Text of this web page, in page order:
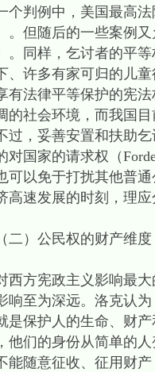
个判例中，美国最高法
。但随后的一些案例
。同样，乞讨者的平
、许多有家可归的儿
有法律平等保护的宪
的社会环境，而我国目
妥善安置和扶助乞
对国家的请求权（
可以免于打扰其他普
高速发展的时刻，理
）公民权的财产维度
宪政主义影响最大
响至为深远。洛克认
是保护人的生命、财
他们的身份从简单的
能随意征收、征用财